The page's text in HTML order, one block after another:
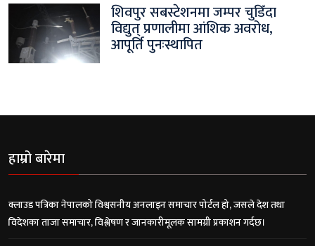
शिवपुर सबस्टेशनमा जम्पर चुडिँदा
विद्युत् प्रणालीमा आंशिक अवरोध,
आपूर्ति पुनःस्थापित
हाम्रो बारेमा
क्लाउड पत्रिका नेपालको विश्वसनीय अनलाइन समाचार पोर्टल हो, जसले देश तथा
विदेशका ताजा समाचार, विश्लेषण र जानकारीमूलक सामग्री प्रकाशन गर्दछ।